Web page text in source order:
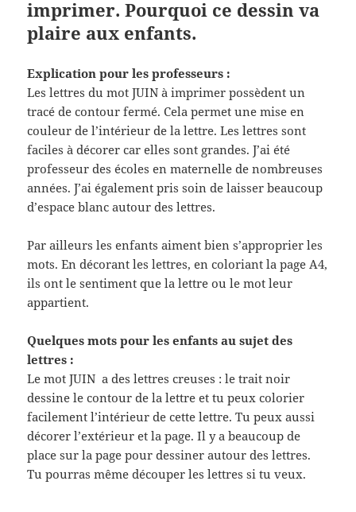
imprimer. Pourquoi ce dessin va
plaire aux enfants.
Explication pour les professeurs :
Les lettres du mot JUIN à imprimer possèdent un
tracé de contour fermé. Cela permet une mise en
couleur de l’intérieur de la lettre. Les lettres sont
faciles à décorer car elles sont grandes. J’ai été
professeur des écoles en maternelle de nombreuses
années. J’ai également pris soin de laisser beaucoup
d’espace blanc autour des lettres.
Par ailleurs les enfants aiment bien s’approprier les
mots. En décorant les lettres, en coloriant la page A4,
ils ont le sentiment que la lettre ou le mot leur
appartient.
Quelques mots pour les enfants au sujet des
lettres :
Le mot JUIN a des lettres creuses : le trait noir
dessine le contour de la lettre et tu peux colorier
facilement l’intérieur de cette lettre. Tu peux aussi
décorer l’extérieur et la page. Il y a beaucoup de
place sur la page pour dessiner autour des lettres.
Tu pourras même découper les lettres si tu veux.